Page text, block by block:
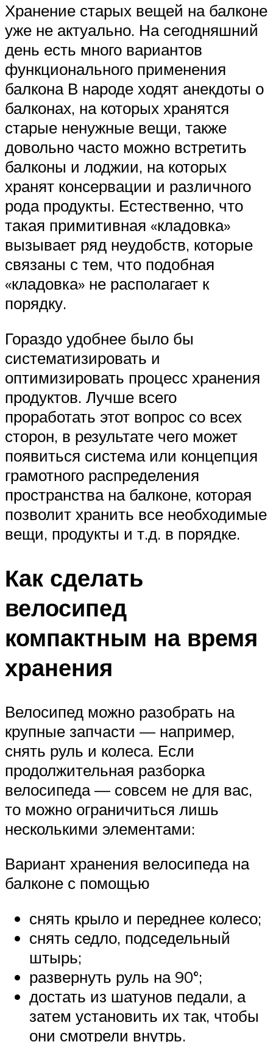
Хранение старых вещей на балконе
уже не актуально. На сегодняшний
день есть много вариантов
функционального применения
балкона В народе ходят анекдоты о
балконах, на которых хранятся
старые ненужные вещи, также
довольно часто можно встретить
балконы и лоджии, на которых
хранят консервации и различного
рода продукты. Естественно, что
такая примитивная «кладовка»
вызывает ряд неудобств, которые
связаны с тем, что подобная
«кладовка» не располагает к
порядку.
Гораздо удобнее было бы
систематизировать и
оптимизировать процесс хранения
продуктов. Лучше всего
проработать этот вопрос со всех
сторон, в результате чего может
появиться система или концепция
грамотного распределения
пространства на балконе, которая
позволит хранить все необходимые
вещи, продукты и т.д. в порядке.
Как сделать
велосипед
компактным на время
хранения
Велосипед можно разобрать на
крупные запчасти — например,
снять руль и колеса. Если
продолжительная разборка
велосипеда — совсем не для вас,
то можно ограничиться лишь
несколькими элементами:
Вариант хранения велосипеда на
балконе с помощью
снять крыло и переднее колесо;
снять седло, подседельный
штырь;
развернуть руль на 90°;
достать из шатунов педали, а
затем установить их так, чтобы
они смотрели внутрь.